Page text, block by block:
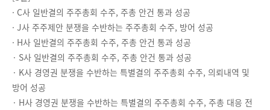
· C사 일반결의 주주총회 수주, 주총 안건 통과 성공
· J사 주주제안 분쟁을 수반하는 주주총회 수주, 방어 성공
· H사 일반결의 주주총회 수주, 주총 안건 통과 성공
· S사 일반결의 주주총회 수주, 주총 안건 통과 성공
· K사 경영권 분쟁을 수반하는 특별결의 주주총회 수주, 의뢰내역 및
방어 성공
· H사 경영권 분쟁을 수반하는 특별결의 주주총회 수주, 주총 대응 전